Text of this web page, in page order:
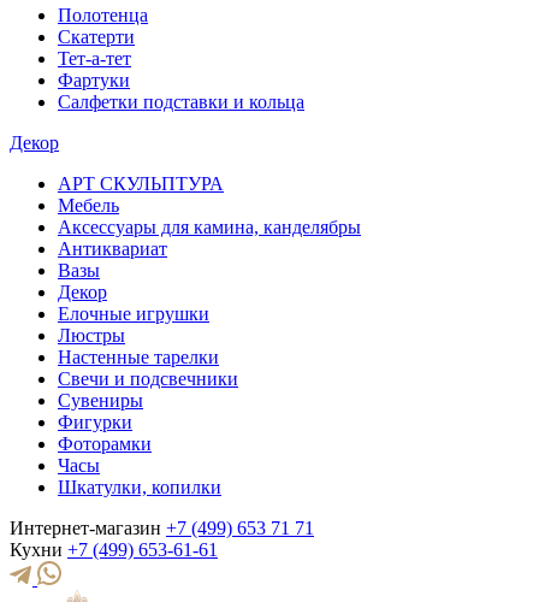
Полотенца
Скатерти
Тет-а-тет
Фартуки
Салфетки подставки и кольца
Декор
АРТ СКУЛЬПТУРА
Мебель
Аксессуары для камина, канделябры
Антиквариат
Вазы
Декор
Елочные игрушки
Люстры
Настенные тарелки
Свечи и подсвечники
Сувениры
Фигурки
Фоторамки
Часы
Шкатулки, копилки
Интернет-магазин +7 (499) 653 71 71
Кухни +7 (499) 653-61-61